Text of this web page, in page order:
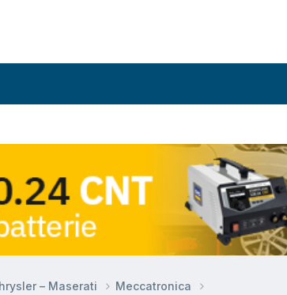
– Maserati
Meccatronica